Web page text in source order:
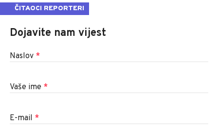
ČITAOCI REPORTERI
Dojavite nam vijest
Naslov *
Vaše ime *
E-mail *